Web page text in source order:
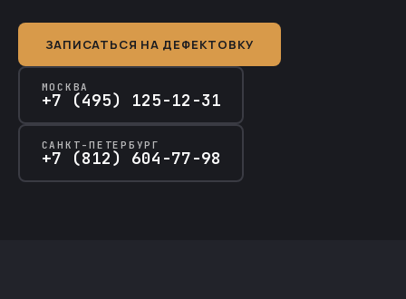
ЗАПИСАТЬСЯ НА ДЕФЕКТОВКУ
МОСКВА
+7 (495) 125-12-31
САНКТ-ПЕТЕРБУРГ
+7 (812) 604-77-98